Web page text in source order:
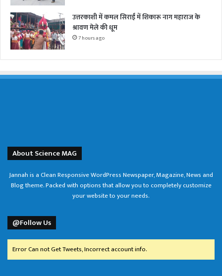
उत्तरकाशी में कमल सिराईं में शिकारू नाग महाराज के
श्रावण मेले की धूम
7 hours ago
About Science MAG
Jannah is a Clean Responsive WordPress Newspaper, Magazine, News and
Blog theme. Packed with options that allow you to completely customize
your website to your needs.
@Follow Us
Error Can not Get Tweets, Incorrect account info.